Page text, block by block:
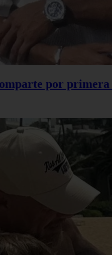
por primera